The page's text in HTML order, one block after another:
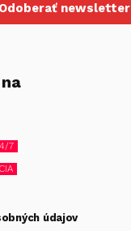
Odoberať newsletter
7
údajov